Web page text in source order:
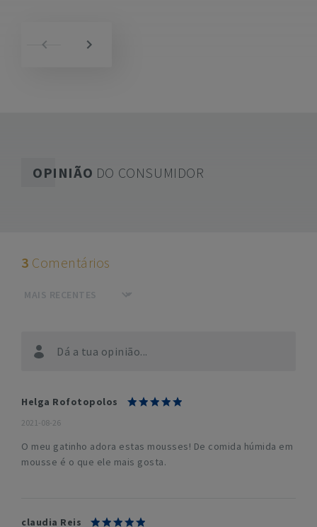
OPINIÃO DO CONSUMIDOR
Dá a tua opinião...
3 Comentários
Helga Rofotopolos
2021-08-26
O meu gatinho adora estas mousses! De comida húmida em
mousse é o que ele mais gosta.
claudia Reis